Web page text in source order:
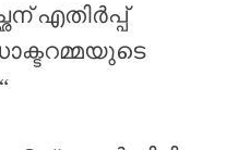
എതിർപ്പ്